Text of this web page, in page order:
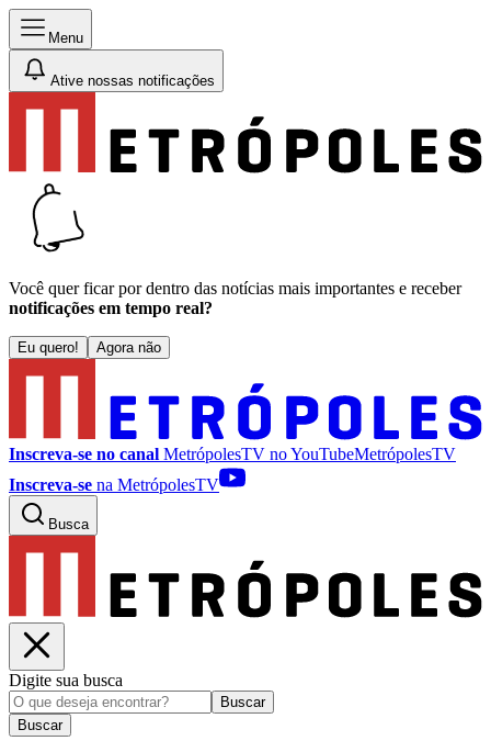
Menu
Ative nossas notificações
Você quer ficar por dentro das notícias mais importantes e receber
notificações em tempo real?
Eu quero! Agora não
Inscreva-se no canal MetrópolesTV noYouTubeMetrópolesTV
Inscreva-se na MetrópolesTV
Busca
Digite sua busca
Buscar
Buscar